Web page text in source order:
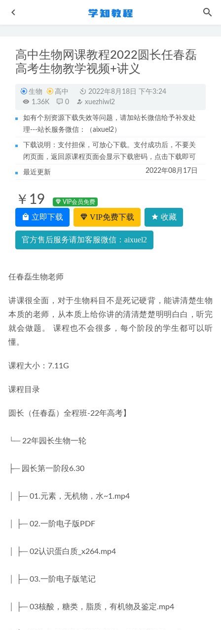
高中生物网课教程2022圆长任春磊
高考生物教学视频+讲义
生物 高中
2022年8月18日 下午3:24
1.36K
0 xuezhiwl2
如有个别资源下载失效等问题，请加站长微信给予补发处
理---站长服务微信：（aixuel2）
下载说明：支付担保，可放心下载。支付成功后，不要关
闭页面，返回原课程页面会显示下载密码，点击下载即可
最近更新 2022年08月17日
￥19 VIP会员免费
立即下载 VIP免费下载 收藏
官方售后服务请加客服微信：aixuel2
任春磊生物老师
讲课很全面，对于生物科目不是死记硬背，能讲清楚生物
本质的老师，从本质上给你讲的清清楚楚明明白白，听完
就会做题。 课程也不会很多，每个阶段的学生都可以听
懂。
课程大小：7.11G
课程目录
圆长（任春磊）全程班-22年高考】
└─ 22年园长生物一轮
├─ 园长第一阶段6.30
│ ├─ 01.元素，无机物，水~1.mp4
│ ├─ 02.一阶电子版PDF
│ ├─ 02认识蛋白质_x264.mp4
│ ├─ 03.一阶电子版笔记
│ ├─ 03核酸，糖类，脂质，有机物及鉴定.mp4
作业帮2022刘聪高三语文复习视频教程+讲义（寒假班+春季
班） 2023-04-11
初中地理网课教程简单学习网谷老师初二地理视频教程全套
2022-10-08
学魁榜高考课程孙倩璐高考政治冲刺课视频教程+讲义习题
初中物理网课教程-简单学习网初二物理视频教程全套课程
+讲义（ 田鹏-郝老师-闫芳）
2022-10-08
作业帮2022苏萧伊高三生物视频教程+讲义全年班（暑假+秋
季+寒假+春季） 2023-04-09